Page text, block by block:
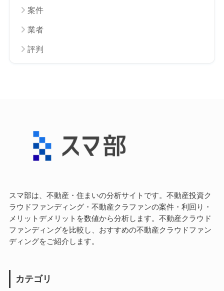
案件
業者
評判
スマ部は、不動産・住まいの分析サイトです。不動産投資ク
ラウドファンディング・不動産クラファンの案件・利回り・
メリットデメリットを数値から分析します。不動産クラウド
ファンディングを比較し、おすすめの不動産クラウドファン
ディングをご紹介します。
カテゴリ